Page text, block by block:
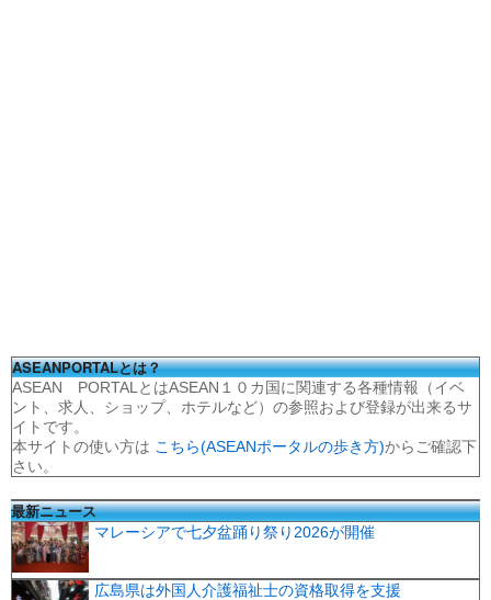
ASEANPORTALとは？
ASEAN PORTALとはASEAN１０カ国に関連する各種情報（イベ
ント、求人、ショップ、ホテルなど）の参照および登録が出来るサ
イトです。
本サイトの使い方は こちら(ASEANポータルの歩き方)からご確認下
さい。
最新ニュース
マレーシアで七夕盆踊り祭り2026が開催
広島県は外国人介護福祉士の資格取得を支援